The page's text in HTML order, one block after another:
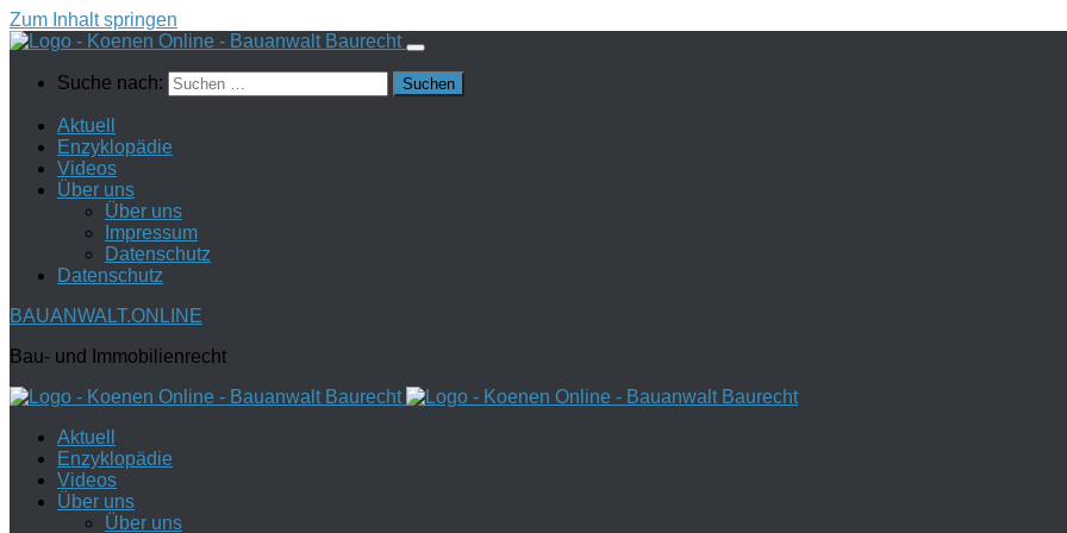
Zum Inhalt springen
Suche nach:
Aktuell
Enzyklopädie
Videos
Über uns
Über uns
Impressum
Datenschutz
Datenschutz
BAUANWALT.ONLINE
Bau- und Immobilienrecht
Aktuell
Enzyklopädie
Videos
Über uns
Über uns